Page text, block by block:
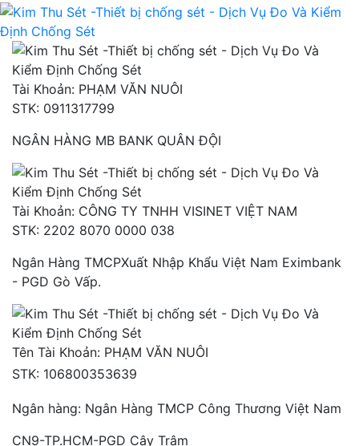
Tài Khoản: PHẠM VĂN NUÔI
STK: 0911317799
NGÂN HÀNG MB BANK QUÂN ĐỘI
Tài Khoản: CÔNG TY TNHH VISINET VIỆT NAM
STK: 2202 8070 0000 038
Ngân Hàng TMCPXuất Nhập Khẩu Việt Nam Eximbank
- PGD Gò Vấp.
Tên Tài Khoản: PHẠM VĂN NUÔI
STK: 106800353639
Ngân hàng: Ngân Hàng TMCP Công Thương Việt Nam
CN9-TP.HCM-PGD Cây Trâm